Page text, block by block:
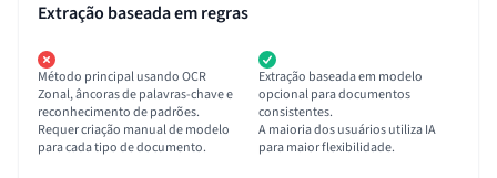
Extração baseada em regras
Método principal usando OCR
Zonal, âncoras de palavras-chave e
reconhecimento de padrões.
Requer criação manual de modelo
para cada tipo de documento.
Extração baseada em modelo
opcional para documentos
consistentes.
A maioria dos usuários utiliza IA
para maior flexibilidade.